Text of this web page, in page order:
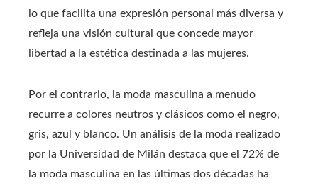
lo que facilita una expresión personal más diversa y
refleja una visión cultural que concede mayor
libertad a la estética destinada a las mujeres.
Por el contrario, la moda masculina a menudo
recurre a colores neutros y clásicos como el negro,
gris, azul y blanco. Un análisis de la moda realizado
por la Universidad de Milán destaca que el 72% de
la moda masculina en las últimas dos décadas ha